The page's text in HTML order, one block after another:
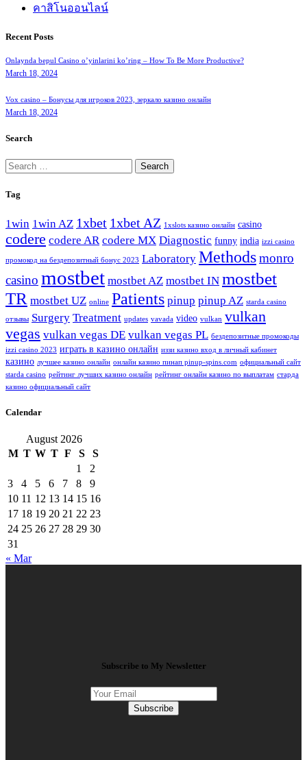
คาสิโนออนไลน์
Recent Posts
Onlaynda bepul Casino o’yinlarini ko’ring – How To Be More Productive?
March 18, 2024
Vox casino – Бонусы для игроков 2023, зеркало казино онлайн
March 18, 2024
Search
Search
for:
Tag
1win 1win AZ 1xbet 1xbet AZ 1xslots казино онлайн casino
codere codere AR codere MX Diagnostic funny india izzi casino
промокод на бездепозитный бонус 2023 Laboratory Methodsmonro
casino mostbet mostbet AZ mostbet IN mostbet
TR mostbet UZ online Patients pinup pinup AZ starda casino
отзывы Surgery Treatment updates vavada video vulkan vulkan
vegas vulkan vegas DE vulkan vegas PL бездепозитные промокоды
izzi casino 2023 играть в казино онлайн иззи казино вход в личный кабинет
казино лучшее казино онлайн онлайн казино пинап pinup-spins.com официальный сайт
starda casino рейтинг лучших казино онлайн рейтинг онлайн казино по выплатам старда
казино официальный сайт
Calendar
August 2026
M T W T F S
S
1
2
3
4 5 6 7 8
9
10 11 12 13 14 15 16
17 18 19 20 21 22 23
24 25 26 27 28 29 30
31
« Mar
Subscribe to My Newsletter
Subscribe